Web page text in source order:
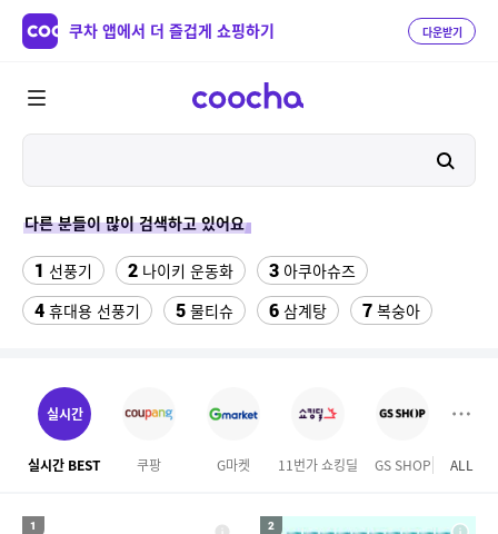
쿠차 앱에서 더 즐겁게 쇼핑하기 다운받기
다른 분들이 많이 검색하고 있어요
1 선풍기 2 나이키 운동화 3 아쿠아슈즈
4 휴대용 선풍기 5 물티슈 6 삼계탕 7 복숭아
11 땅끝마을김치
13 갤럭시탭 s6lite 정품키보드케이스
14 다이소C타입 to HDMI 미러링 케이블 15 forever21
ESSECORE KLEVV DDR4-3200 CL22 파인인포 (16GB)
ALL
실시간
실시간 BEST 쿠팡 G마켓 11번가 쇼킹딜 GS SHOP 마이리
1 2